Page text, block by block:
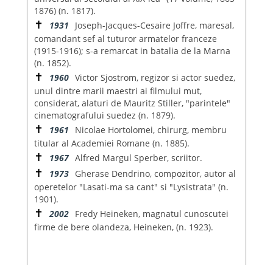
1876) (n. 1817).
✝ 1931
Joseph-Jaсques-Cesaire Joffre, maresal,
comandant sef al tuturor armatelor franceze
(1915-1916); s-a remarcat in batalia de la Marna
(n. 1852).
✝ 1960 Victor Sjostrom, regizor si actor suedez,
unul dintre marii maestri ai filmului mut,
considerat, alaturi de Mauritz Stiller, "parintele"
cinematografului suedez (n. 1879).
✝ 1961
Nicolae Hortolomei, chirurg, membru
titular al Academiei Romane (n. 1885).
✝ 1967 Alfred Margul Sperber, scriitor.
✝ 1973 Gherase Dendrino, compozitor, autor al
operetelor "Lasati-ma sa cant" si "Lysistrata" (n.
1901).
✝ 2002 Fredy Heineken, magnatul cunoscutei
firme de bere olandeza, Heineken, (n. 1923).